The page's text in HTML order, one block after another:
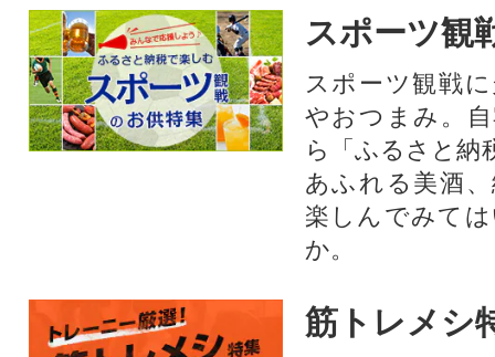
スポーツ観
スポーツ観戦
やおつまみ。
ら「ふるさと納
あふれる美酒
楽しんでみて
か。
筋トレメシ